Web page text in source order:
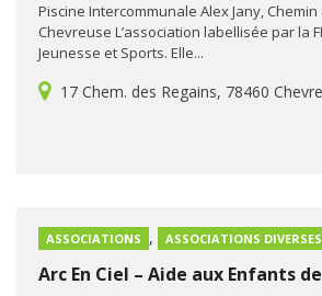
Piscine Intercommunale Alex Jany,
Chevreuse L’association labellisée par la
Jeunesse et Sports. Elle...
17 Chem. des Regains, 78460
ASSOCIATIONS , ASSOCIATIONS DIVERSES
Arc En Ciel – Aide aux Enfants